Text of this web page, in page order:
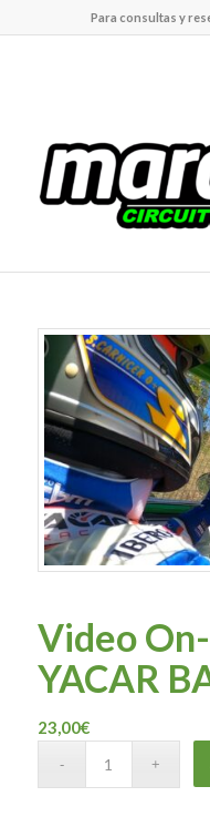
Para consultas y
Video
YACAR
23,00€